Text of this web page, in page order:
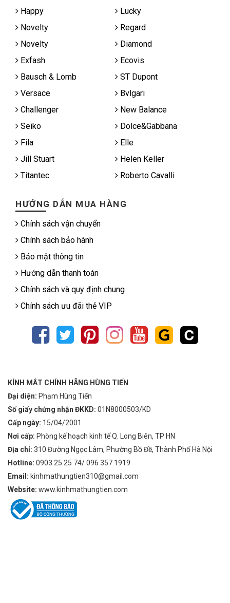
Happy
Lucky
Novelty
Regard
Novelty
Diamond
Exfash
Ecovis
Bausch & Lomb
ST Dupont
Versace
Bvlgari
Challenger
New Balance
Seiko
Dolce&Gabbana
Fila
Elle
Jill Stuart
Helen Keller
Titantec
Roberto Cavalli
HƯỚNG DẪN MUA HÀNG
Chính sách vận chuyển
Chính sách bảo hành
Bảo mật thông tin
Hướng dẫn thanh toán
Chính sách và quy định chung
Chính sách ưu đãi thẻ VIP
KÍNH MẮT CHÍNH HÃNG HÙNG TIẾN
Đại diện: Phạm Hùng Tiến
Số giấy chứng nhận ĐKKD: 01N8000503/KD
Cấp ngày: 15/04/2001
Nơi cấp: Phòng kế hoạch kinh tế Q. Long Biên, TP HN
Địa chỉ: 310 Đường Ngọc Lâm, Phường Bồ Đề, Thành Phố Hà Nội
Hotline: 0903 25 25 74/ 096 357 1919
Email: kinhmathungtien310@gmail.com
Website: www.kinhmathungtien.com